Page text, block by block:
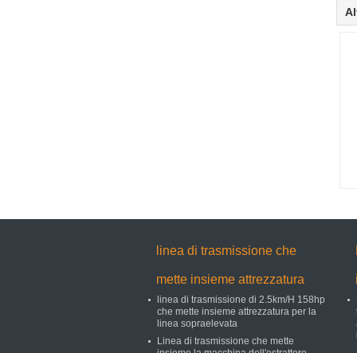
linea di trasmissione che
mette insieme attrezzatura
linea di trasmissione di 2.5km/H 158hp
che mette insieme attrezzatura per la
linea sopraelevata
Linea di trasmissione che mette